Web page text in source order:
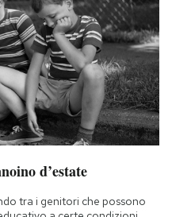
d’estate
tra i genitori che possono